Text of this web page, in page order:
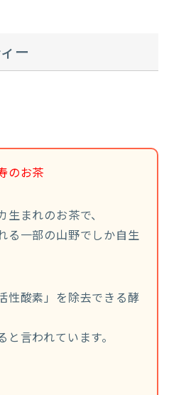
ー
のお茶
まれのお茶で、
る一部の山野でしか自生
性酸素」を除去できる酵
言われています。